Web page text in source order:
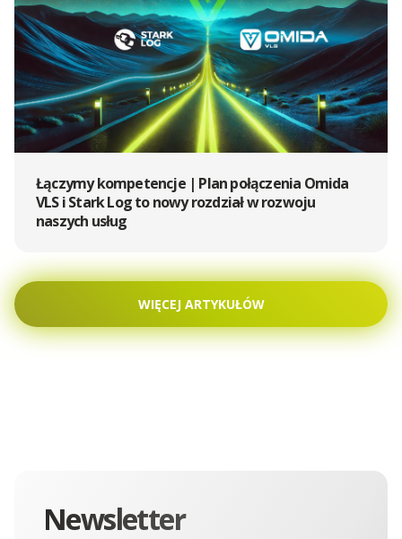
Łączymy kompetencje | Plan połączenia Omida
VLS i Stark Log to nowy rozdział w rozwoju
naszych usług
WIĘCEJ ARTYKUŁÓW
Newsletter